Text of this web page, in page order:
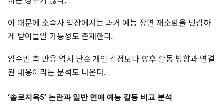
이 때문에 소속사 입장에서는 과거 예능 장면 재소환을 민감하
게 받아들일 가능성도 존재한다.
임수빈 측 반응 역시 단순 개인 감정보다 향후 활동 방향과 연결
된 대응이라는 분석도 나온다.
‘솔로지옥5’ 논란과 일반 연애 예능 갈등 비교 분석